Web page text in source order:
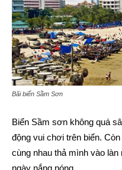
Bãi biển Sầm Sơn
Biển Sầm sơn không quá
động vui chơi trên biển.
cùng nhau thả mình vào
ngày nắng nóng.